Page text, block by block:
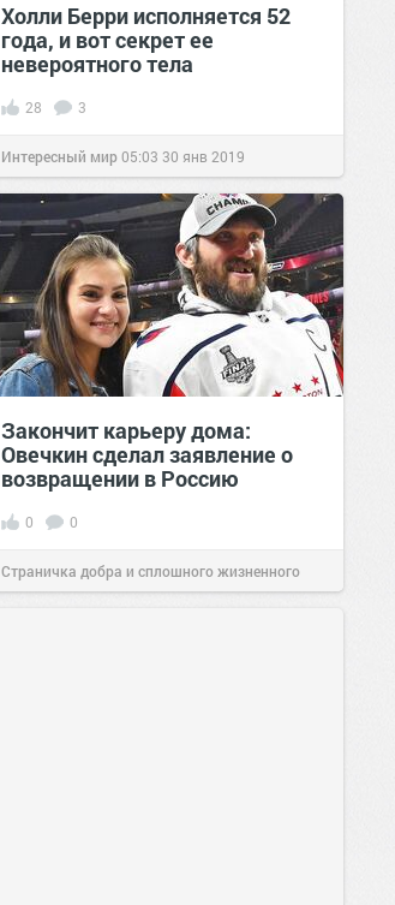
Холли Берри исполняется 52
года, и вот секрет ее
невероятного тела
28 3
Интересный мир05:03 30 янв 2019
Закончит карьеру дома:
Овечкин сделал заявление о
возвращении в Россию
0 0
Страничка добра и сплошного жизненного